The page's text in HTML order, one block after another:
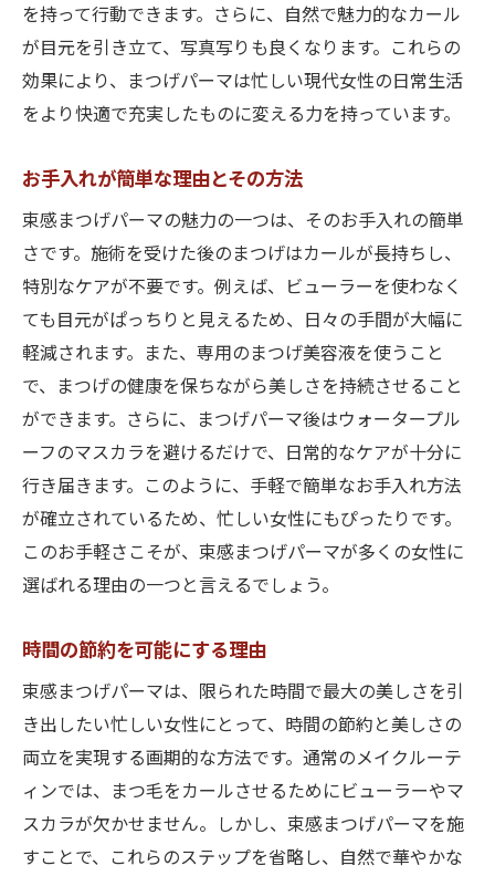
を持って行動できます。さらに、自然で魅力的なカール
が目元を引き立て、写真写りも良くなります。これらの
効果により、まつげパーマは忙しい現代女性の日常生活
をより快適で充実したものに変える力を持っています。
お手入れが簡単な理由とその方法
束感まつげパーマの魅力の一つは、そのお手入れの簡単
さです。施術を受けた後のまつげはカールが長持ちし、
特別なケアが不要です。例えば、ビューラーを使わなく
ても目元がぱっちりと見えるため、日々の手間が大幅に
軽減されます。また、専用のまつげ美容液を使うこと
で、まつげの健康を保ちながら美しさを持続させること
ができます。さらに、まつげパーマ後はウォータープル
ーフのマスカラを避けるだけで、日常的なケアが十分に
行き届きます。このように、手軽で簡単なお手入れ方法
が確立されているため、忙しい女性にもぴったりです。
このお手軽さこそが、束感まつげパーマが多くの女性に
選ばれる理由の一つと言えるでしょう。
時間の節約を可能にする理由
束感まつげパーマは、限られた時間で最大の美しさを引
き出したい忙しい女性にとって、時間の節約と美しさの
両立を実現する画期的な方法です。通常のメイクルーテ
ィンでは、まつ毛をカールさせるためにビューラーやマ
スカラが欠かせません。しかし、束感まつげパーマを施
すことで、これらのステップを省略し、自然で華やかな